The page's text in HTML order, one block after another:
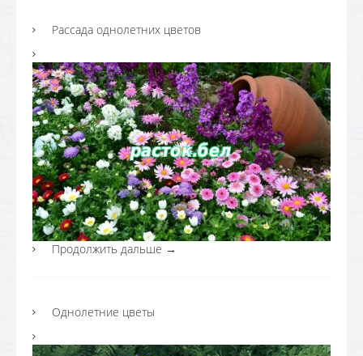
Рассада однолетних цветов
Продолжить дальше →
Однолетние цветы